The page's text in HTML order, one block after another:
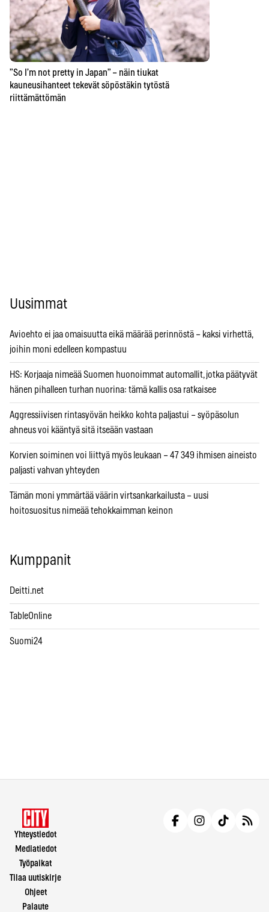
”So I’m not pretty in Japan” – näin tiukat
kauneusihanteet tekevät söpöstäkin tytöstä
riittämättömän
Uusimmat
Avioehto ei jaa omaisuutta eikä määrää perinnöstä – kaksi virhettä,
joihin moni edelleen kompastuu
HS: Korjaaja nimeää Suomen huonoimmat automallit, jotka päätyvät
hänen pihalleen turhan nuorina: tämä kallis osa ratkaisee
Aggressiivisen rintasyövän heikko kohta paljastui – syöpäsolun
ahneus voi kääntyä sitä itseään vastaan
Korvien soiminen voi liittyä myös leukaan – 47 349 ihmisen aineisto
paljasti vahvan yhteyden
Tämän moni ymmärtää väärin virtsankarkailusta – uusi
hoitosuositus nimeää tehokkaimman keinon
Kumppanit
Deitti.net
TableOnline
Suomi24
Yhteystiedot
Mediatiedot
Työpaikat
Tilaa uutiskirje
Ohjeet
Palaute